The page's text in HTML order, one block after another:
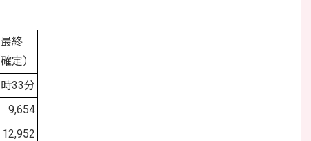
最終
確定）
33分
9,654
12,952